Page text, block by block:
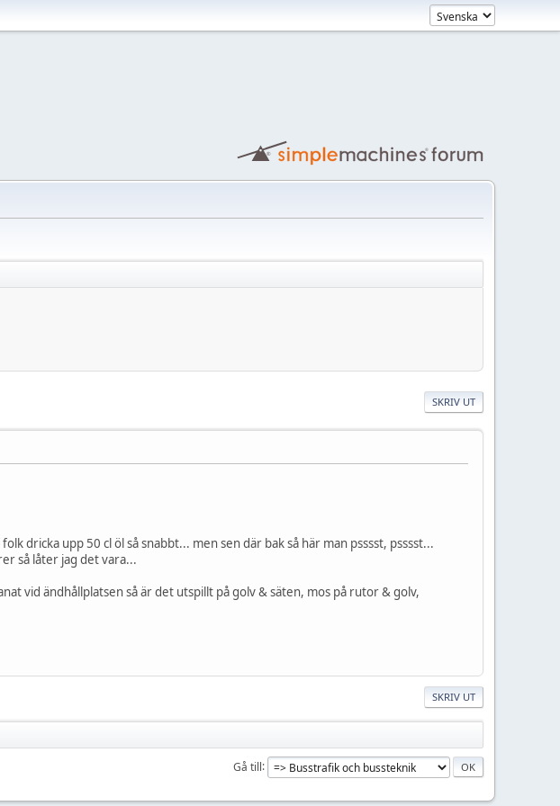
SKRIV UT
dricka upp 50 cl öl så snabbt... men sen där bak så här man psssst, psssst...
så låter jag det vara...
vid ändhållplatsen så är det utspillt på golv & säten, mos på rutor & golv,
SKRIV UT
Gå till